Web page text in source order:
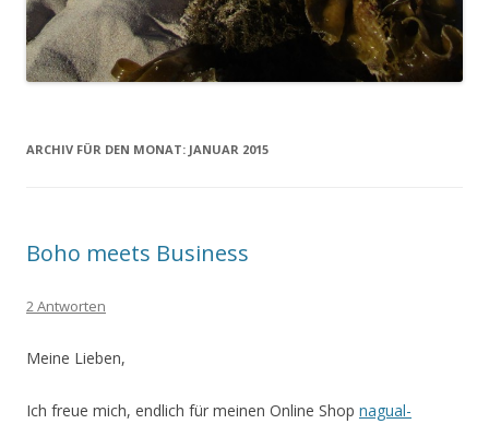
ARCHIV FÜR DEN MONAT: JANUAR 2015
Boho meets Business
2 Antworten
Meine Lieben,
Ich freue mich, endlich für meinen Online Shop nagual-